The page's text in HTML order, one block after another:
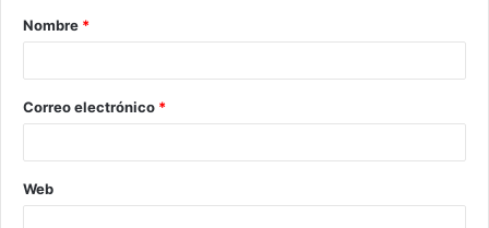
Nombre *
Correo electrónico *
Web